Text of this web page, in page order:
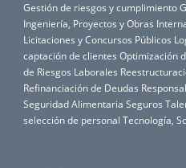
Gestión de riesgos y cumplimiento
Ingeniería, Proyectos y Obras
Licitaciones y Concursos Públicos
captación de clientes Optimización
de Riesgos Laborales
Refinanciación de Deudas
Seguridad Alimentaria Seguros
selección de personal Tecnología,